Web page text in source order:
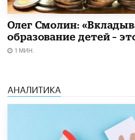
Олег Смолин:
образование детей –
1 МИН.
АНАЛИТИКА